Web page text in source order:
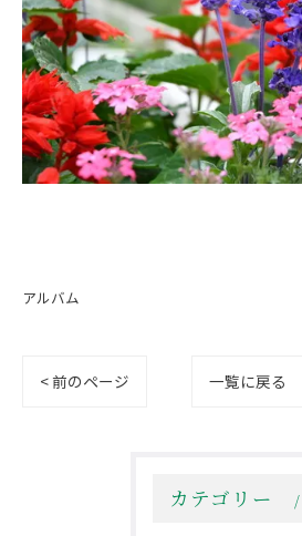
アルバム
< 前のページ 一覧に戻る
カテゴリー